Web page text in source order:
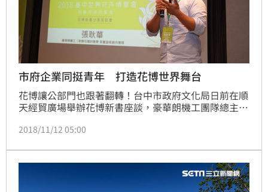
市府企業同挺青年 打造花博世界舞台
花博讓公部門也跟著翻轉！台中市政府文化局日前在順
天經貿廣場舉辦花博新書座談，豪華朗機工團隊總主持
關合作必須面臨許多結構性的問題，因此未打算參加參
對其他出席的專家委員說「這次我們聽策展人的！」感
到備受尊重，才決定加入，他感謝市府願意承擔這麼大
的風險，也才能有之後驚艷各界的「聆聽花開的聲
2018/11/12 05:00